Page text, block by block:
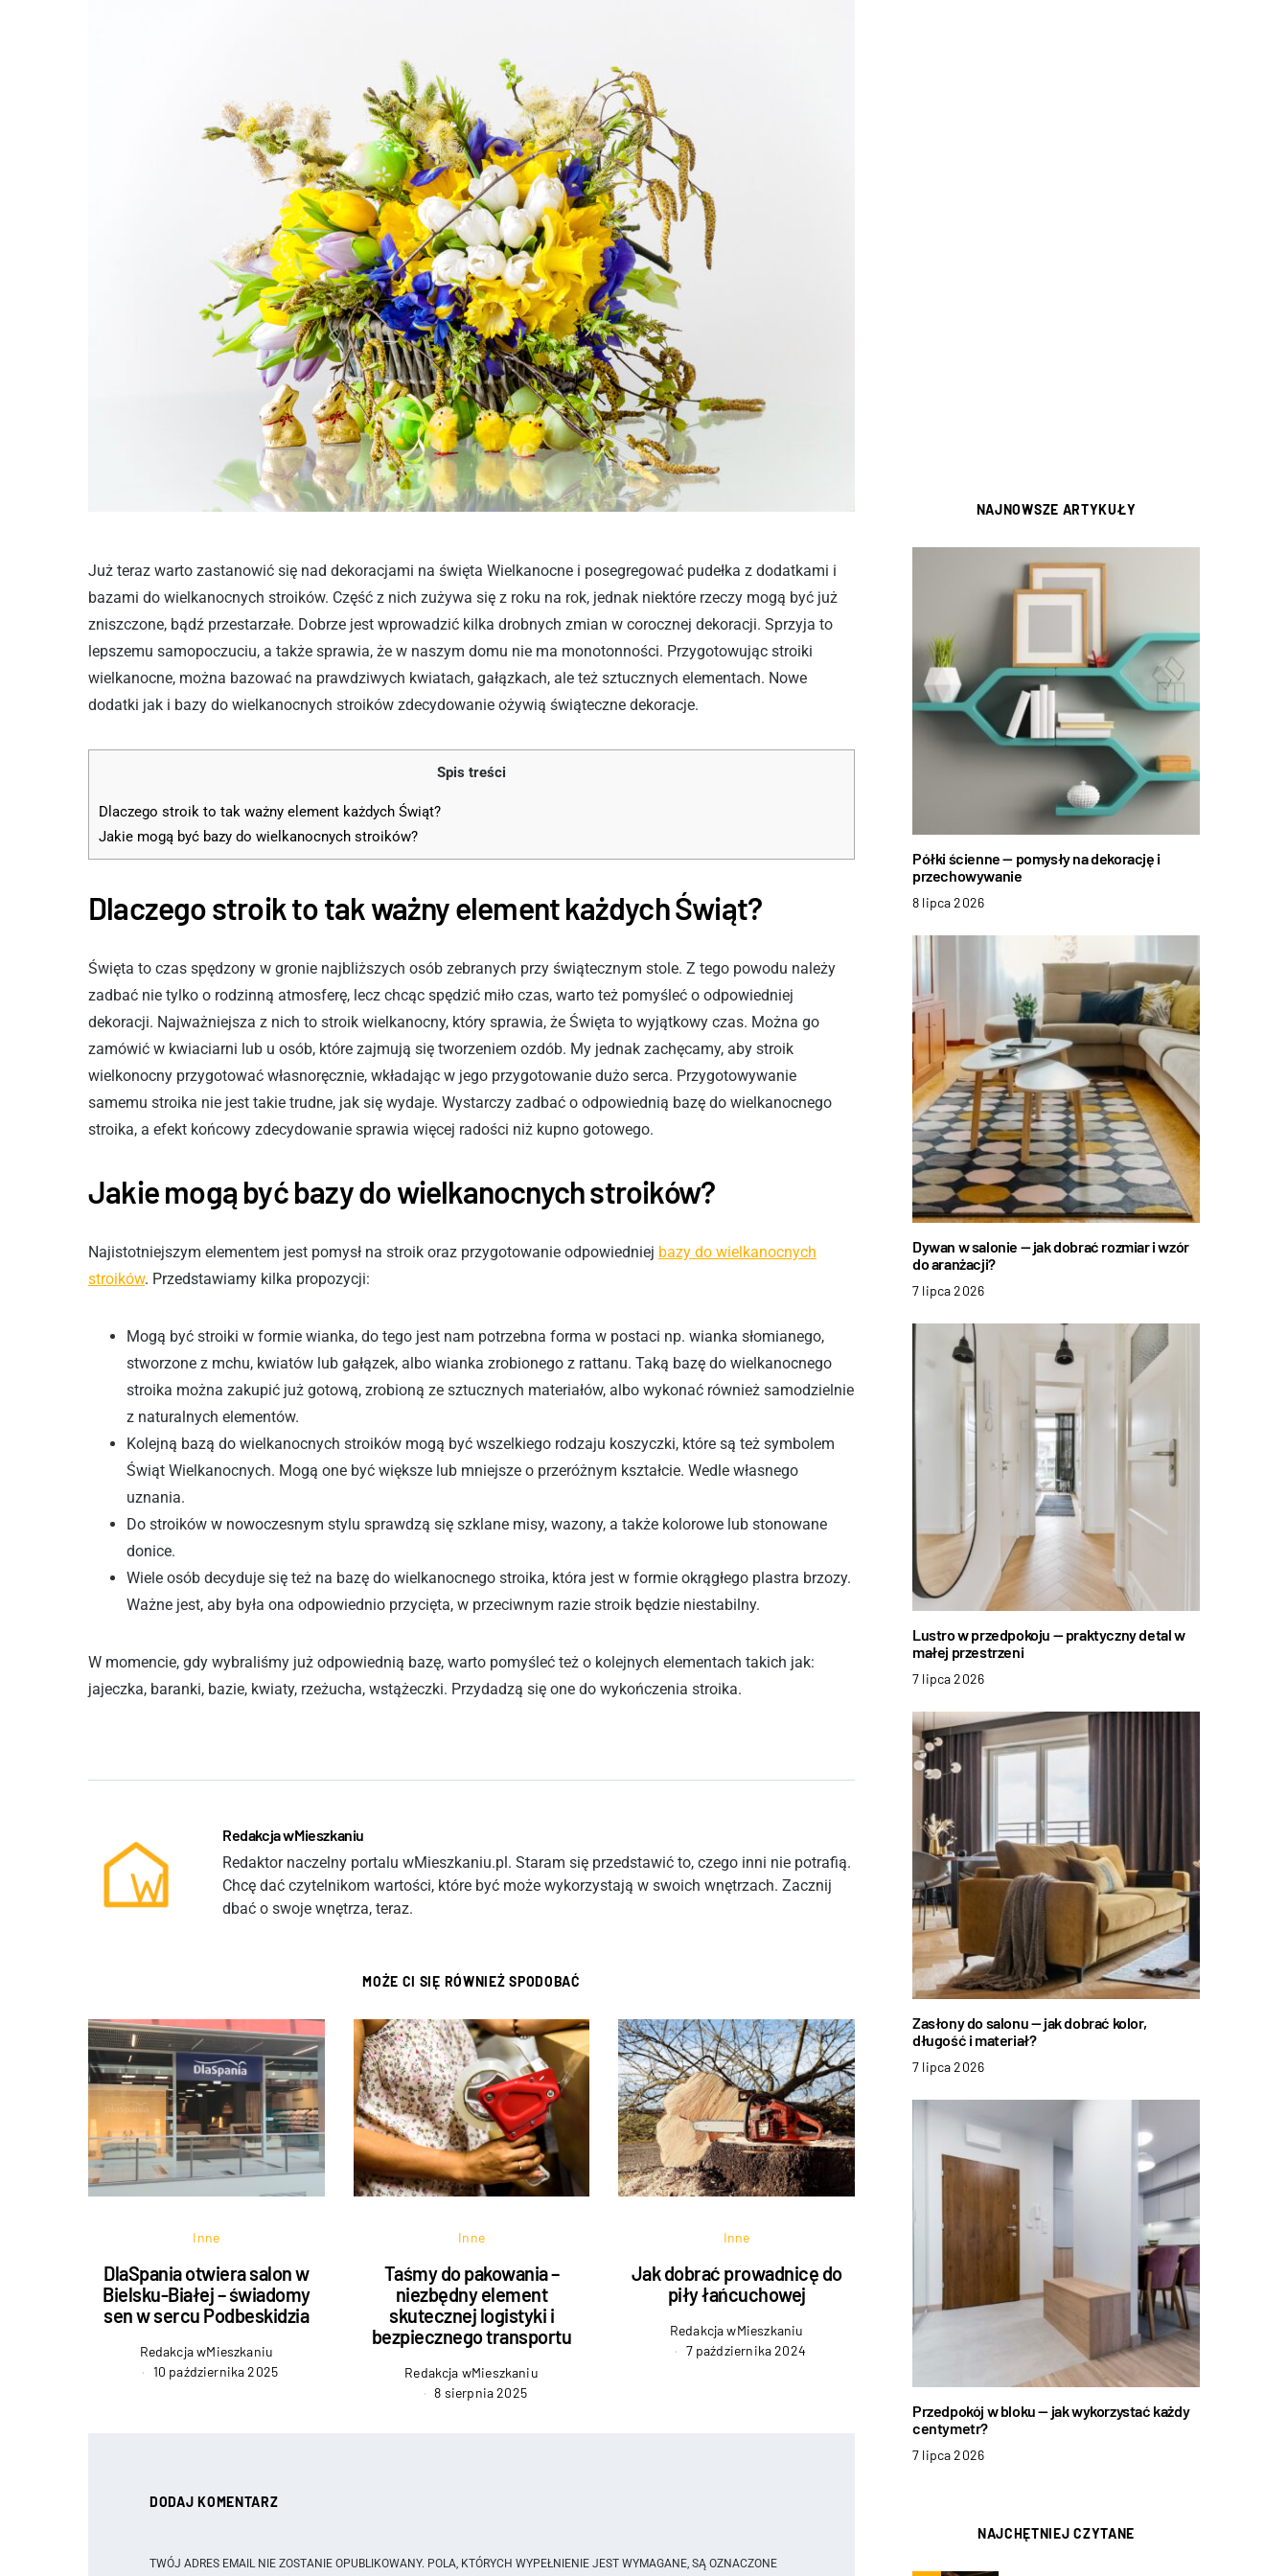
Już teraz warto zastanowić się nad dekoracjami na święta Wielkanocne i posegregować pudełka z dodatkami i
bazami do wielkanocnych stroików. Część z nich zużywa się z roku na rok, jednak niektóre rzeczy mogą być już
zniszczone, bądź przestarzałe. Dobrze jest wprowadzić kilka drobnych zmian w corocznej dekoracji. Sprzyja to
lepszemu samopoczuciu, a także sprawia, że w naszym domu nie ma monotonności. Przygotowując stroiki
wielkanocne, można bazować na prawdziwych kwiatach, gałązkach, ale też sztucznych elementach. Nowe
dodatki jak i bazy do wielkanocnych stroików zdecydowanie ożywią świąteczne dekoracje.
Spis treści
Dlaczego stroik to tak ważny element każdych Świąt?
Jakie mogą być bazy do wielkanocnych stroików?
Dlaczego stroik to tak ważny element każdych Świąt?
Święta to czas spędzony w gronie najbliższych osób zebranych przy świątecznym stole. Z tego powodu należy
zadbać nie tylko o rodzinną atmosferę, lecz chcąc spędzić miło czas, warto też pomyśleć o odpowiedniej
dekoracji. Najważniejsza z nich to stroik wielkanocny, który sprawia, że Święta to wyjątkowy czas. Można go
zamówić w kwiaciarni lub u osób, które zajmują się tworzeniem ozdób. My jednak zachęcamy, aby stroik
wielkonocny przygotować własnoręcznie, wkładając w jego przygotowanie dużo serca. Przygotowywanie
samemu stroika nie jest takie trudne, jak się wydaje. Wystarczy zadbać o odpowiednią bazę do wielkanocnego
stroika, a efekt końcowy zdecydowanie sprawia więcej radości niż kupno gotowego.
Jakie mogą być bazy do wielkanocnych stroików?
Najistotniejszym elementem jest pomysł na stroik oraz przygotowanie odpowiedniej bazy do wielkanocnych
stroików. Przedstawiamy kilka propozycji:
Mogą być stroiki w formie wianka, do tego jest nam potrzebna forma w postaci np. wianka słomianego,
stworzone z mchu, kwiatów lub gałązek, albo wianka zrobionego z rattanu. Taką bazę do wielkanocnego
stroika można zakupić już gotową, zrobioną ze sztucznych materiałów, albo wykonać również samodzielnie
z naturalnych elementów.
Kolejną bazą do wielkanocnych stroików mogą być wszelkiego rodzaju koszyczki, które są też symbolem
Świąt Wielkanocnych. Mogą one być większe lub mniejsze o przeróżnym kształcie. Wedle własnego
uznania.
Do stroików w nowoczesnym stylu sprawdzą się szklane misy, wazony, a także kolorowe lub stonowane
donice.
Wiele osób decyduje się też na bazę do wielkanocnego stroika, która jest w formie okrągłego plastra brzozy.
Ważne jest, aby była ona odpowiednio przycięta, w przeciwnym razie stroik będzie niestabilny.
W momencie, gdy wybraliśmy już odpowiednią bazę, warto pomyśleć też o kolejnych elementach takich jak:
jajeczka, baranki, bazie, kwiaty, rzeżucha, wstążeczki. Przydadzą się one do wykończenia stroika.
Redakcja wMieszkaniu
Redaktor naczelny portalu wMieszkaniu.pl. Staram się przedstawić to, czego inni nie potrafią.
Chcę dać czytelnikom wartości, które być może wykorzystają w swoich wnętrzach. Zacznij
dbać o swoje wnętrza, teraz.
MOŻE CI SIĘ RÓWNIEŻ SPODOBAĆ
Inne
DlaSpania otwiera salon w
Bielsku-Białej – świadomy
sen w sercu Podbeskidzia
Redakcja wMieszkaniu
10 października 2025
Inne
Taśmy do pakowania –
niezbędny element
skutecznej logistyki i
bezpiecznego transportu
Redakcja wMieszkaniu
8 sierpnia 2025
Inne
Jak dobrać prowadnicę do
piły łańcuchowej
Redakcja wMieszkaniu
7 października 2024
DODAJ KOMENTARZ
TWÓJ ADRES EMAIL NIE ZOSTANIE OPUBLIKOWANY. POLA, KTÓRYCH WYPEŁNIENIE JEST WYMAGANE, SĄ OZNACZONE
NAJNOWSZE ARTYKUŁY
Półki ścienne — pomysły na dekorację i
przechowywanie
8 lipca 2026
Dywan w salonie — jak dobrać rozmiar i wzór
do aranżacji?
7 lipca 2026
Lustro w przedpokoju — praktyczny detal w
małej przestrzeni
7 lipca 2026
Zasłony do salonu — jak dobrać kolor,
długość i materiał?
7 lipca 2026
Przedpokój w bloku — jak wykorzystać każdy
centymetr?
7 lipca 2026
NAJCHĘTNIEJ CZYTANE